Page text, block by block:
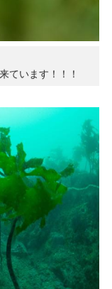
ています！！！